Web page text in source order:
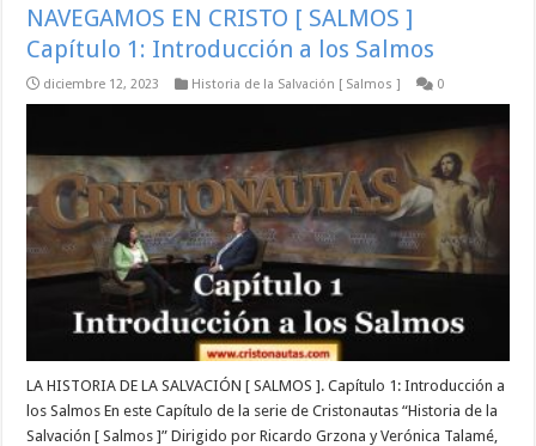
NAVEGAMOS EN CRISTO [ SALMOS ]
Capítulo 1: Introducción a los Salmos
diciembre 12, 2023 Historia de la Salvación [ Salmos ] 0
LA HISTORIA DE LA SALVACIÓN [ SALMOS ]. Capítulo 1: Introducción a
los Salmos En este Capítulo de la serie de Cristonautas “Historia de la
Salvación [ Salmos ]” Dirigido por Ricardo Grzona y Verónica Talamé,